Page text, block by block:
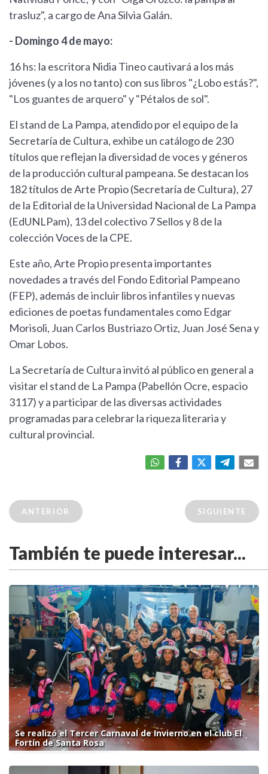
trasluz", a cargo de Ana Silvia Galán.
- Domingo 4 de mayo:
16 hs: la escritora Nidia Tineo cautivará a los más
jóvenes (y a los no tanto) con sus libros "¿Lobo estás?",
"Los guantes de arquero" y "Pétalos de sol".
El stand de La Pampa, atendido por el equipo de la
Secretaría de Cultura, exhibe un catálogo de 230
títulos que reflejan la diversidad de voces y géneros
de la producción cultural pampeana. Se destacan los
182 títulos de Arte Propio (Secretaría de Cultura), 27
de la Editorial de la Universidad Nacional de La Pampa
(EdUNLPam), 13 del colectivo 7 Sellos y 8 de la
colección Voces de la CPE.
Este año, Arte Propio presenta importantes
novedades a través del Fondo Editorial Pampeano
(FEP), además de incluir libros infantiles y nuevas
ediciones de poetas fundamentales como Edgar
Morisoli, Juan Carlos Bustriazo Ortiz, Juan José Sena y
Omar Lobos.
La Secretaría de Cultura invitó al público en general a
visitar el stand de La Pampa (Pabellón Ocre, espacio
3117) y a participar de las diversas actividades
programadas para celebrar la riqueza literaria y
cultural provincial.
ANTERIOR SIGUIENTE
También te puede interesar...
Se realizó el Tercer Carnaval de Invierno en el club El
Fortín de Santa Rosa